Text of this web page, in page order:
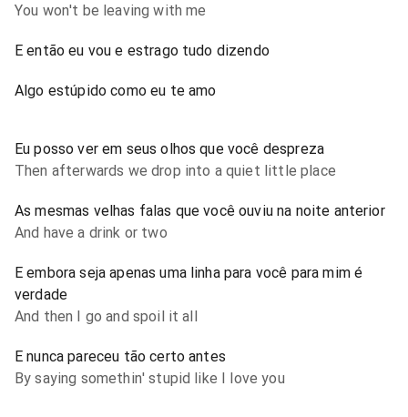
You won't be leaving with me
E então eu vou e estrago tudo dizendo
Algo estúpido como eu te amo
Eu posso ver em seus olhos que você despreza
Then afterwards we drop into a quiet little place
As mesmas velhas falas que você ouviu na noite anterior
And have a drink or two
E embora seja apenas uma linha para você para mim é
verdade
And then I go and spoil it all
E nunca pareceu tão certo antes
By saying somethin' stupid like I love you